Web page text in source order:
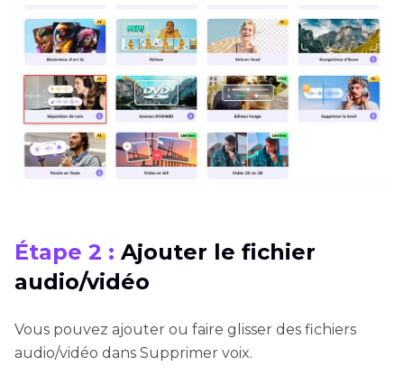
Étape 2 : Ajouter le fichier
audio/vidéo
Vous pouvez ajouter ou faire glisser des fichiers
audio/vidéo dans Supprimer voix.